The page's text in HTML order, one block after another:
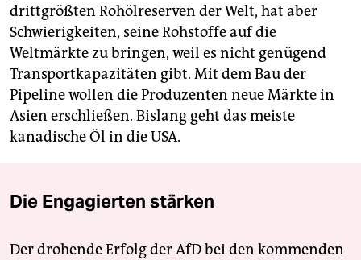
drittgrößten Rohölreserven der Welt, hat aber
Schwierigkeiten, seine Rohstoffe auf die
Weltmärkte zu bringen, weil es nicht genügend
Transportkapazitäten gibt. Mit dem Bau der
Pipeline wollen die Produzenten neue Märkte in
Asien erschließen. Bislang geht das meiste
kanadische Öl in die USA.
Die Engagierten stärken
Der drohende Erfolg der AfD bei den kommenden